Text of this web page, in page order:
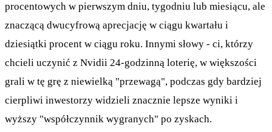
procentowych w pierwszym dniu, tygodniu lub miesiącu, ale
znaczącą dwucyfrową aprecjację w ciągu kwartału i
dziesiątki procent w ciągu roku. Innymi słowy - ci, którzy
chcieli uczynić z Nvidii 24-godzinną loterię, w większości
grali w tę grę z niewielką "przewagą", podczas gdy bardziej
cierpliwi inwestorzy widzieli znacznie lepsze wyniki i
wyższy "współczynnik wygranych" po zyskach.